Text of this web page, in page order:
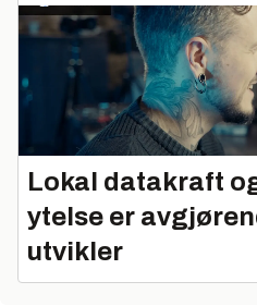
Lokal datakraft
ytelse er
utvikler